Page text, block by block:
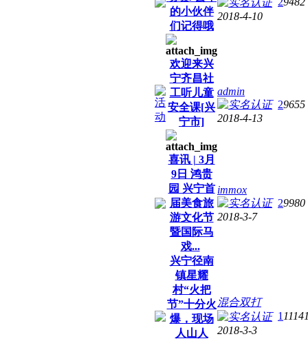
的小伙伴
们记得哦
2018-4-10
欢迎来兴
宁齐昌社
工听儿童
安全课[兴
宁市]
admin
2018-4-13
29655
喜讯 | 3月
9日 鸿贵
园 兴宁首
届美食旅
游文化节
暨国际马
戏...
immox
2018-3-7
29980
兴宁径南
镇星耀
村“火把
节”十分火
爆，现场
人山人
混合双打
2018-3-3
1